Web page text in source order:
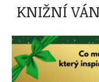
KNIŽNÍ